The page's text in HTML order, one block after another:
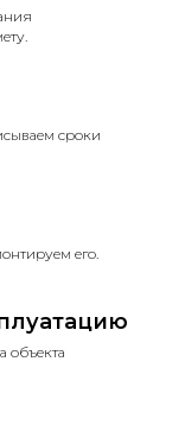
сроки
его.
объекта